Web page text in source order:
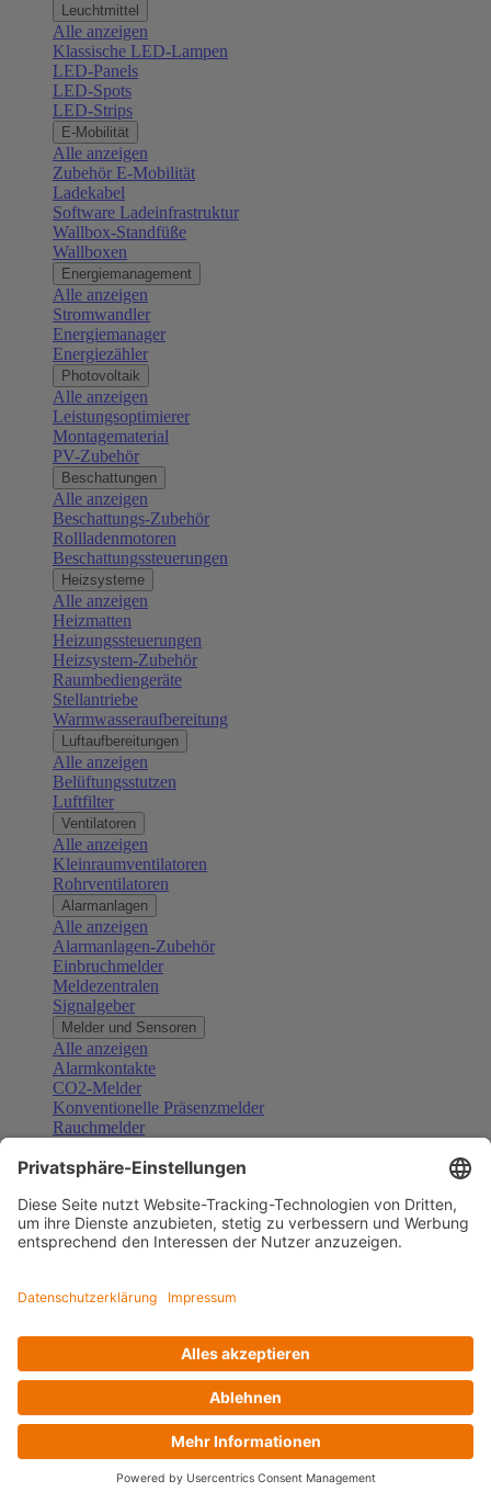
Leuchtmittel
Alle anzeigen
Klassische LED-Lampen
LED-Panels
LED-Spots
LED-Strips
E-Mobilität
Alle anzeigen
Zubehör E-Mobilität
Ladekabel
Software Ladeinfrastruktur
Wallbox-Standfüße
Wallboxen
Energiemanagement
Alle anzeigen
Stromwandler
Energiemanager
Energiezähler
Photovoltaik
Alle anzeigen
Leistungsoptimierer
Montagematerial
PV-Zubehör
Beschattungen
Alle anzeigen
Beschattungs-Zubehör
Rollladenmotoren
Beschattungssteuerungen
Heizsysteme
Alle anzeigen
Heizmatten
Heizungssteuerungen
Heizsystem-Zubehör
Raumbediengeräte
Stellantriebe
Warmwasseraufbereitung
Luftaufbereitungen
Alle anzeigen
Belüftungsstutzen
Luftfilter
Ventilatoren
Alle anzeigen
Kleinraumventilatoren
Rohrventilatoren
Alarmanlagen
Alle anzeigen
Alarmanlagen-Zubehör
Einbruchmelder
Meldezentralen
Signalgeber
Melder und Sensoren
Alle anzeigen
Alarmkontakte
CO2-Melder
Konventionelle Präsenzmelder
Rauchmelder
Gefahrenmelder
Türsprechanlagen
Alle anzeigen
Außenstationen
Klingeltaster und Gongs
Sprechanlagen-Sets
Zubehör Türkommunikation
Videoüberwachung
Zubehör Videoüberwachung
Alle anzeigen